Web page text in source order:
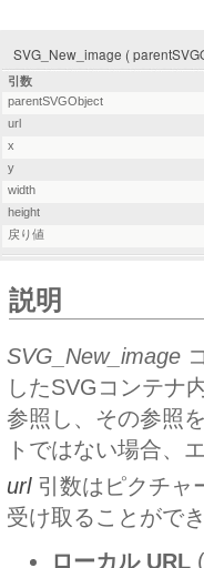
SVG_New_image (
引数
parentSVGObject
url
x
y
width
height
戻り値
説明
SVG_New_image
したSVGコンテナ
参照し、その参照
トではない場合、
url引数はピクチャ
受け取ることがで
ローカル URL